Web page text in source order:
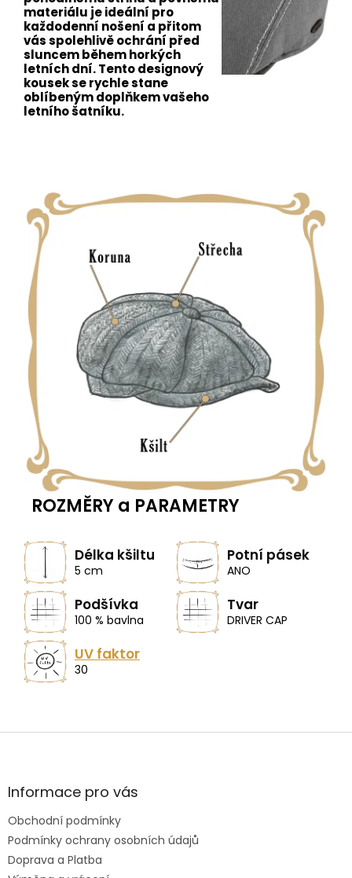
materiálu je ideální pro
každodenní nošení a přitom
vás spolehlivě ochrání před
sluncem během horkých
letních dní. Tento designový
kousek se rychle stane
oblíbeným doplňkem vašeho
letního šatníku.
ROZMĚRY a PARAMETRY
Délka kšiltu
5 cm
Potní pásek
ANO
Podšívka
100 % bavlna
Tvar
DRIVER CAP
UV faktor
30
Z
aInformace pro vás
Obchodní podmínky
Podmínky ochrany osobních údajů
Doprava a Platba